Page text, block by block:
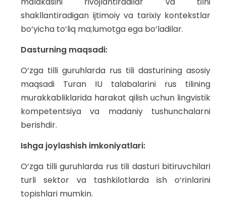
shakllantiradigan ijtimoiy va tarixiy kontekstlar
bo‘yicha to‘liq ma;lumotga ega bo‘ladilar.
Dasturning maqsadi:
O‘zga tilli guruhlarda rus tili dasturining asosiy
maqsadi Turan IU talabalarini rus tilining
murakkabliklarida harakat qilish uchun lingvistik
kompetentsiya va madaniy tushunchalarni
berishdir.
Ishga joylashish imkoniyatlari:
O‘zga tilli guruhlarda rus tili dasturi bitiruvchilari
turli sektor va tashkilotlarda ish o‘rinlarini
topishlari mumkin.